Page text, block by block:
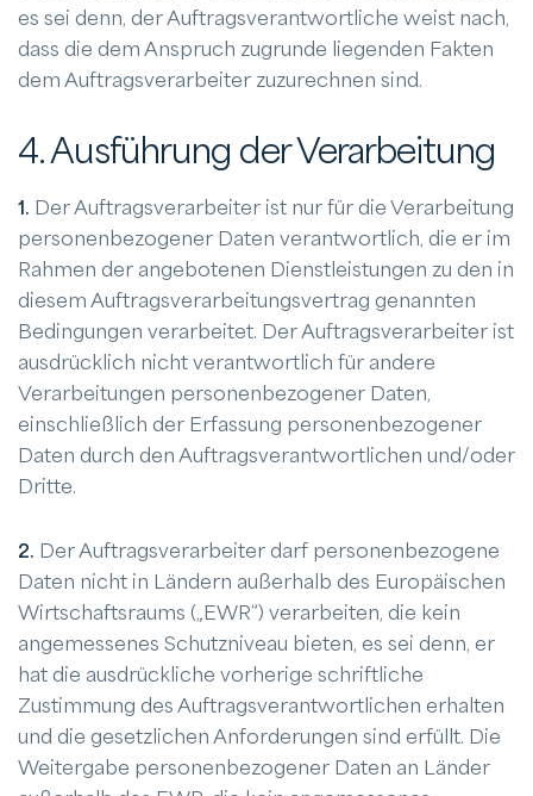
es sei denn, der Auftragsverantwortliche weist nach,
dass die dem Anspruch zugrunde liegenden Fakten
dem Auftragsverarbeiter zuzurechnen sind.
4. Ausführung der Verarbeitung
1. Der Auftragsverarbeiter ist nur für die Verarbeitung
personenbezogener Daten verantwortlich, die er im
Rahmen der angebotenen Dienstleistungen zu den in
diesem Auftragsverarbeitungsvertrag genannten
Bedingungen verarbeitet. Der Auftragsverarbeiter ist
ausdrücklich nicht verantwortlich für andere
Verarbeitungen personenbezogener Daten,
einschließlich der Erfassung personenbezogener
Daten durch den Auftragsverantwortlichen und/oder
Dritte.
2. Der Auftragsverarbeiter darf personenbezogene
Daten nicht in Ländern außerhalb des Europäischen
Wirtschaftsraums („EWR“) verarbeiten, die kein
angemessenes Schutzniveau bieten, es sei denn, er
hat die ausdrückliche vorherige schriftliche
Zustimmung des Auftragsverantwortlichen erhalten
und die gesetzlichen Anforderungen sind erfüllt. Die
Weitergabe personenbezogener Daten an Länder